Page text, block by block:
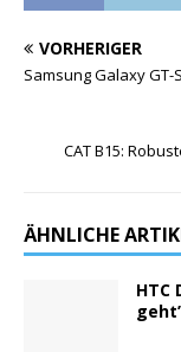
VORHERIGER
Samsung Galaxy GT-
CAT B15:
ÄHNLICHE
HTC